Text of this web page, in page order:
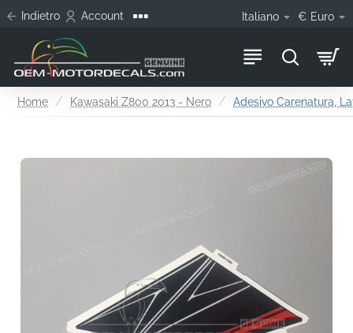
Indietro Account Italiano € Euro
HomehomeKawasaki Z800 2013 - Nero Adesivo Carenatura,